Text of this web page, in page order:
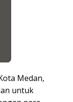
Medan,
untuk